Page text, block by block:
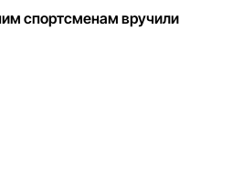
спортсменам вручили